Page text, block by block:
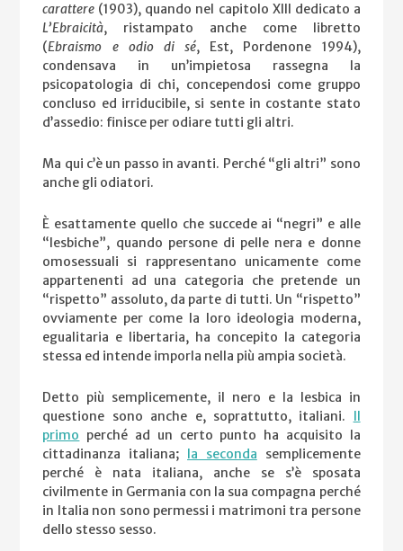
carattere (1903), quando nel capitolo XIII dedicato a
L’Ebraicità, ristampato anche come libretto
(Ebraismo e odio di sé, Est, Pordenone 1994),
condensava in un’impietosa rassegna la
psicopatologia di chi, concependosi come gruppo
concluso ed irriducibile, si sente in costante stato
d’assedio: finisce per odiare tutti gli altri.
Ma qui c’è un passo in avanti. Perché “gli altri” sono
anche gli odiatori.
È esattamente quello che succede ai “negri” e alle
“lesbiche”, quando persone di pelle nera e donne
omosessuali si rappresentano unicamente come
appartenenti ad una categoria che pretende un
“rispetto” assoluto, da parte di tutti. Un “rispetto”
ovviamente per come la loro ideologia moderna,
egualitaria e libertaria, ha concepito la categoria
stessa ed intende imporla nella più ampia società.
Detto più semplicemente, il nero e la lesbica in
questione sono anche e, soprattutto, italiani. Il
primo perché ad un certo punto ha acquisito la
cittadinanza italiana; la seconda semplicemente
perché è nata italiana, anche se s’è sposata
civilmente in Germania con la sua compagna perché
in Italia non sono permessi i matrimoni tra persone
dello stesso sesso.